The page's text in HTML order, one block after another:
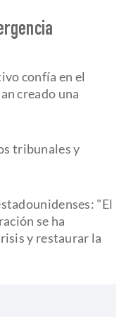
confía en el
creado una
tribunales y
"El
se ha
y restaurar la